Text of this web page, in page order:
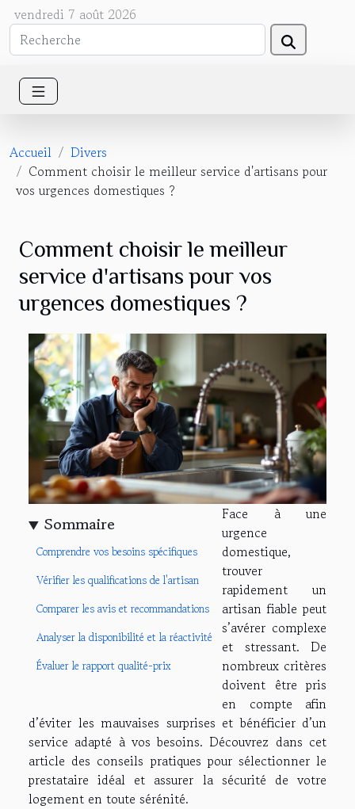
vendredi 7 août 2026
Accueil
Divers
Comment choisir le meilleur service d'artisans pour
vos urgences domestiques ?
Comment choisir le meilleur
service d'artisans pour vos
urgences domestiques ?
Sommaire
Comprendre vos besoins spécifiques
Vérifier les qualifications de l'artisan
Comparer les avis et recommandations
Analyser la disponibilité et la réactivité
Évaluer le rapport qualité-prix
Face à une
urgence
domestique,
trouver
rapidement un
artisan fiable peut
s’avérer complexe
et stressant. De
nombreux critères
doivent être pris
en compte afin
d’éviter les mauvaises surprises et bénéficier d’un
service adapté à vos besoins. Découvrez dans cet
article des conseils pratiques pour sélectionner le
prestataire idéal et assurer la sécurité de votre
logement en toute sérénité.